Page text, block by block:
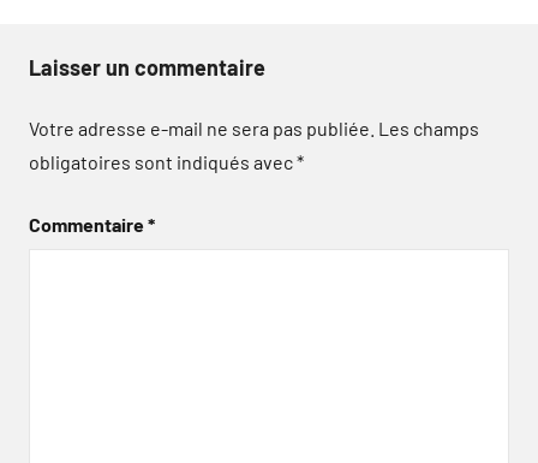
Laisser un commentaire
Votre adresse e-mail ne sera pas publiée. Les champs
obligatoires sont indiqués avec*
Commentaire*